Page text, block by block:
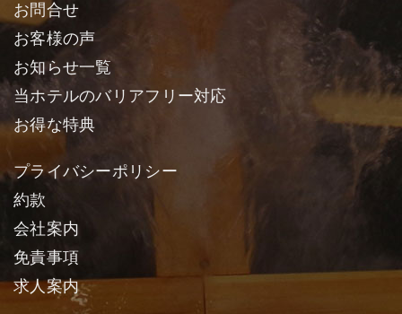
お問合せ
お客様の声
お知らせ一覧
当ホテルのバリアフリー対応
お得な特典
プライバシーポリシー
約款
会社案内
免責事項
求人案内